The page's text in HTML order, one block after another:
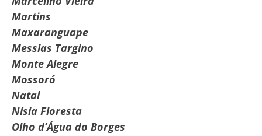
Martins
Maxaranguape
Messias Targino
Monte Alegre
Mossoró
Natal
Nísia Floresta
Olho d’Água do Borges